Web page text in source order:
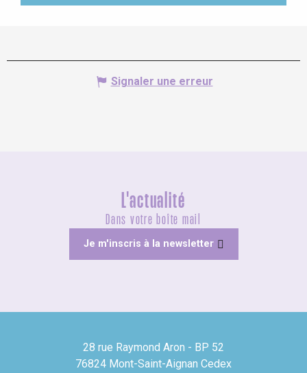
Signaler une erreur
L'actualité
Dans votre boîte mail
Je m'inscris à la newsletter
28 rue Raymond Aron - BP 52
76824 Mont-Saint-Aignan Cedex